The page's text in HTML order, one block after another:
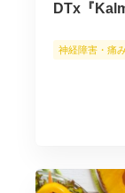
DTx『
神経障害・痛